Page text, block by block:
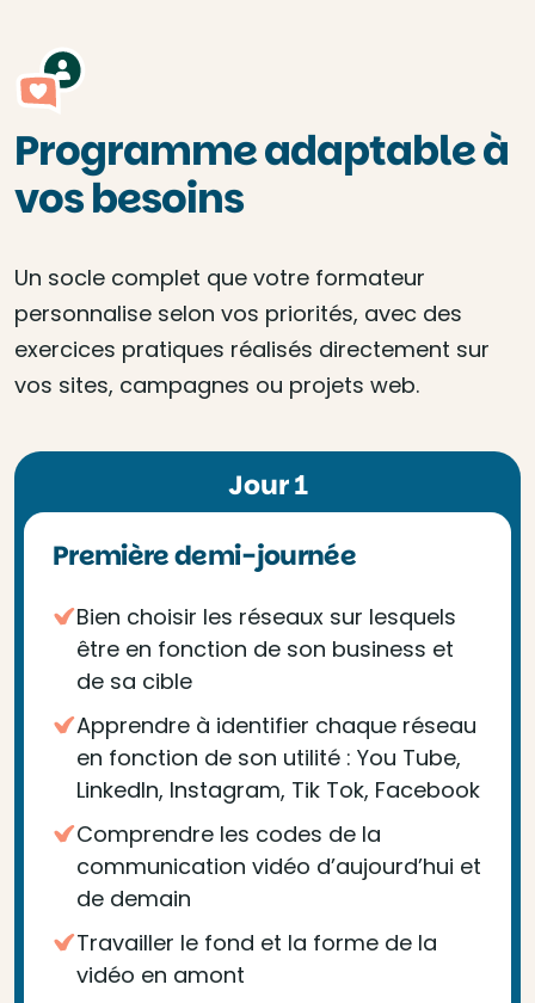
Programme adaptable à
vos besoins
Un socle complet que votre formateur
personnalise selon vos priorités, avec des
exercices pratiques réalisés directement sur
vos sites, campagnes ou projets web.
Jour 1
Première demi-journée
Bien choisir les réseaux sur lesquels
être en fonction de son business et
de sa cible
Apprendre à identifier chaque réseau
en fonction de son utilité : You Tube,
LinkedIn, Instagram, Tik Tok, Facebook
Comprendre les codes de la
communication vidéo d’aujourd’hui et
de demain
Travailler le fond et la forme de la
vidéo en amont